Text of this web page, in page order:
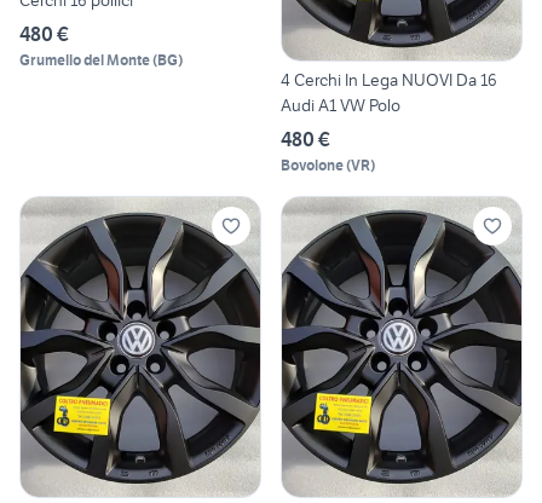
480 €
Grumello del Monte(BG)
4 Cerchi In Lega NUOVI Da 16
Audi A1 VW Polo
480 €
Bovolone(VR)